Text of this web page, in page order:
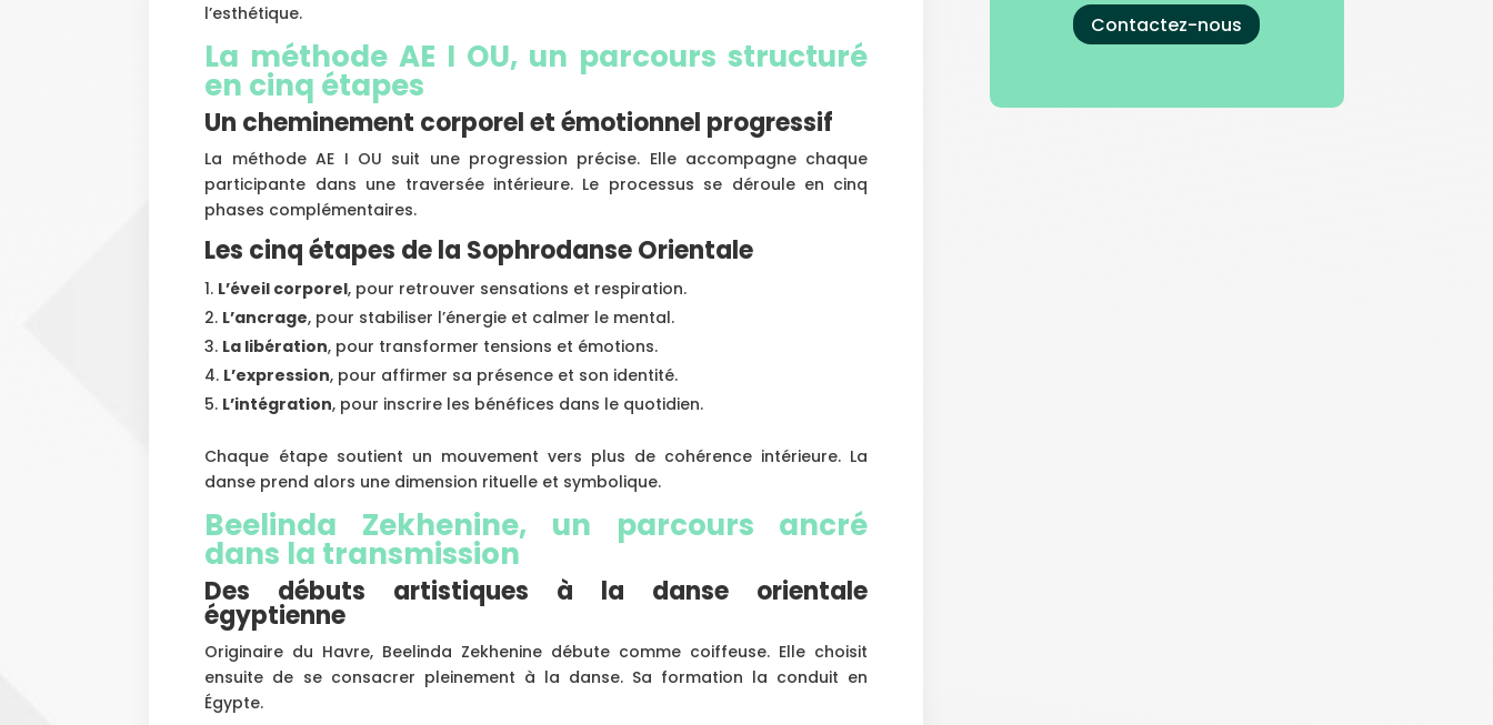
l’esthétique.
La méthode AE I OU, un parcours structuré
en cinq étapes
Un cheminement corporel et émotionnel progressif
La méthode AE I OU suit une progression précise. Elle accompagne chaque
participante dans une traversée intérieure. Le processus se déroule en cinq
phases complémentaires.
Les cinq étapes de la Sophrodanse Orientale
L’éveil corporel, pour retrouver sensations et respiration.
L’ancrage, pour stabiliser l’énergie et calmer le mental.
La libération, pour transformer tensions et émotions.
L’expression, pour affirmer sa présence et son identité.
L’intégration, pour inscrire les bénéfices dans le quotidien.
Chaque étape soutient un mouvement vers plus de cohérence intérieure. La
danse prend alors une dimension rituelle et symbolique.
Beelinda Zekhenine, un parcours ancré
dans la transmission
Des débuts artistiques à la danse orientale
égyptienne
Originaire du Havre, Beelinda Zekhenine débute comme coiffeuse. Elle choisit
ensuite de se consacrer pleinement à la danse. Sa formation la conduit en
Égypte.
Contactez-nous